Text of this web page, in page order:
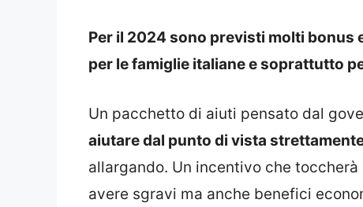
Per il 2024 sono previsti molti bonus
per le famiglie italiane e soprattutto
Un pacchetto di aiuti pensato dal
aiutare dal punto di vista
allargando. Un incentivo che
avere sgravi ma anche benefici